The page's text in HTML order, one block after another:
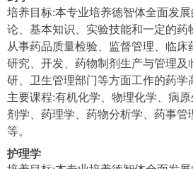
培养目标:本专业培养德智体全面发
论、基本知识、实验技能和一定的药
从事药品质量检验、监督管理、临床
研究、开发、药物制剂生产与管理及
研、卫生管理部门等方面工作的药学
主要课程:有机化学、物理化学、病
剂学、药理学、药物分析学、药事管
等。
护理学